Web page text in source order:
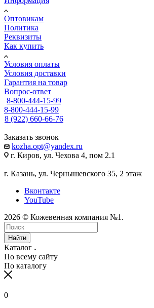
Оптовикам
Политика
Реквизиты
Как купить
Условия оплаты
Условия доставки
Гарантия на товар
Вопрос-ответ
8-800-444-15-99
8-800-444-15-99
8 (922) 660-66-76
Заказать звонок
kozha.opt@yandex.ru
г. Киров, ул. Чехова 4, пом 2.1
г. Казань, ул. Чернышевского 35, 2 этаж
Вконтакте
YouTube
2026 © Кожевенная компания №1.
Найти
Каталог
По всему сайту
По каталогу
0